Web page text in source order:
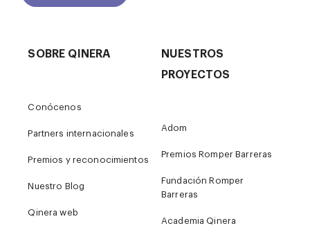
SOBRE QINERA
Conócenos
Partners internacionales
Premios y reconocimientos
Nuestro Blog
Qinera web
NUESTROS
PROYECTOS
Adom
Premios Romper Barreras
Fundación Romper
Barreras
Academia Qinera